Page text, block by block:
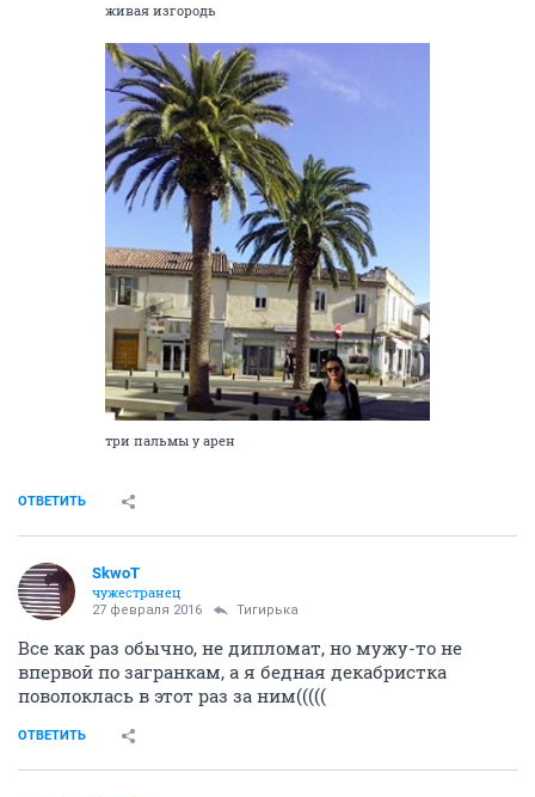
живая изгородь
три пальмы у арен
ОТВЕТИТЬ
SkwоT
чужестранец
27 февраля 2016 Тигирька
Все как раз обычно, не дипломат, но мужу-то не
впервой по загранкам, а я бедная декабристка
поволоклась в этот раз за ним(((((
ОТВЕТИТЬ